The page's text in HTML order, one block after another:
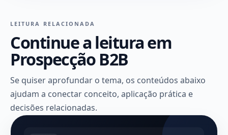
LEITURA RELACIONADA
Continue a leitura em
Prospecção B2B
Se quiser aprofundar o tema, os conteúdos abaixo
ajudam a conectar conceito, aplicação prática e
decisões relacionadas.